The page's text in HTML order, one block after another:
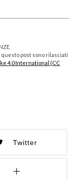
post sono rilasciati
4.0 International (CC
Twitter